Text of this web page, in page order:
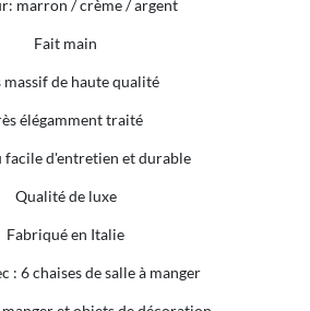
marron / crème / argent
Fait main
massif de haute qualité
élégamment traité
facile d'entretien et durable
Qualité de luxe
Fabriqué en Italie
: 6 chaises de salle à manger